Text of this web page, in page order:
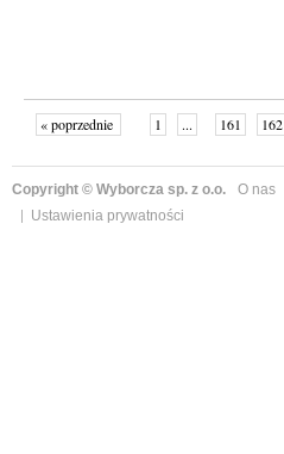
« poprzednie 1 ... 161 162
Copyright © Wyborcza sp. z o.o. O nas
Ustawienia prywatności